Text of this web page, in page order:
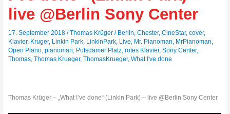
live @Berlin Sony Center
17. September 2018/Thomas Krüger / Berlin ,Chester,CineStar,cover,
Klavier, Kruger, Linkin Park LinkinPark Live Mr. Pianoman MrPianoman
Open Piano ,pianoman Potsdamer Platz ,rotes Klavier,Sony Center,
Thomas ,Thomas Krueger,ThomasKrueger,What I've done
Thomas Krüger – „What I’ve done“ (Linkin Park) – live @Berlin Sony Center